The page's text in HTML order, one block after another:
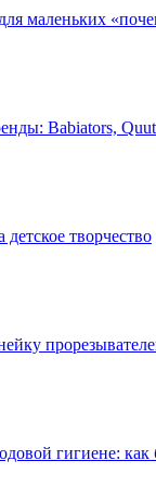
маленьких
Babiators,
творчество
гигиене: